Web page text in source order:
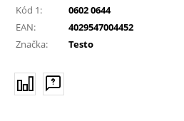
Kód 1:
0602 0644
EAN:
4029547004452
Značka:
Testo